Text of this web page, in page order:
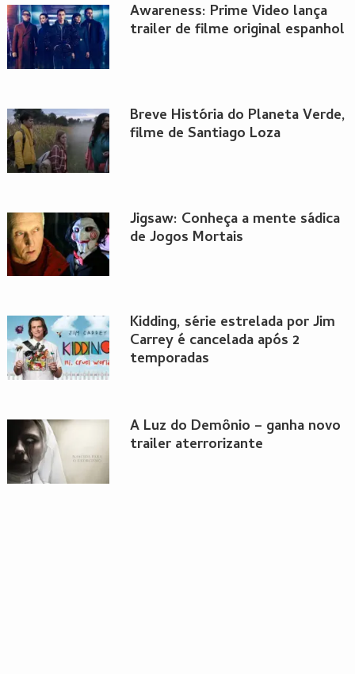
Awareness: Prime Video lança
trailer de filme original espanhol
Breve História do Planeta Verde,
filme de Santiago Loza
Jigsaw: Conheça a mente sádica
de Jogos Mortais
Kidding, série estrelada por Jim
Carrey é cancelada após 2
temporadas
A Luz do Demônio – ganha novo
trailer aterrorizante